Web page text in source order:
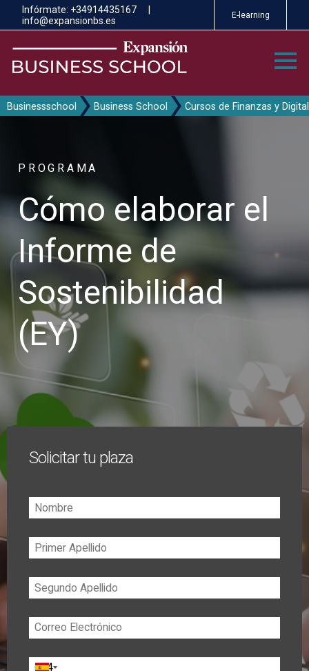
Pasar
contenido
principal
Infórmate: +34914435167
|
info@expansionbs.es
E-learning
Businessschool Business School Cursos de Finanzas y
PROGRAMA
Cómo elaborar el
Informe de
Sostenibilidad
(EY)
Solicitar tu plaza
Nombre
Primer
Apellido
Segundo
Apellido
Correo
Electrónico
Teléfono